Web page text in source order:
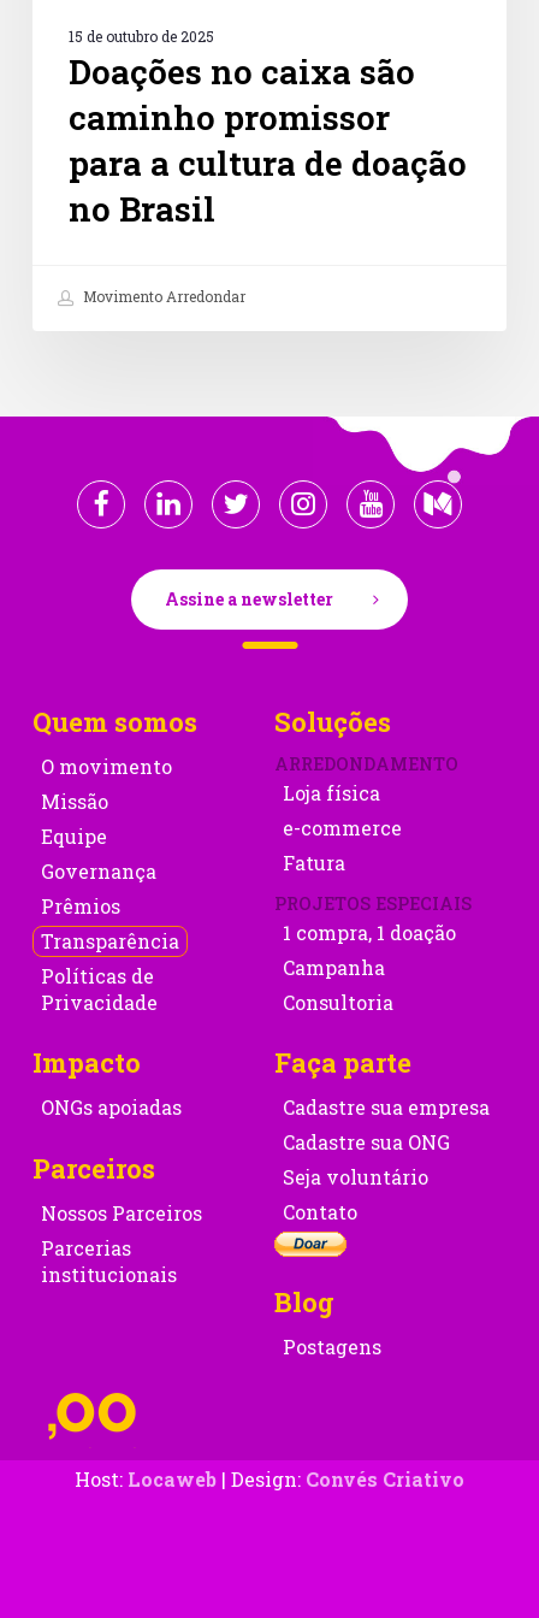
15 de outubro de 2025
Doações no caixa são
caminho promissor
para a cultura de doação
no Brasil
Movimento Arredondar
Assine a newsletter
Quem somos
O movimento
Missão
Equipe
Governança
Prêmios
Transparência
Políticas de
Privacidade
Soluções
ARREDONDAMENTO
Loja física
e-commerce
Fatura
PROJETOS ESPECIAIS
1 compra, 1 doação
Campanha
Consultoria
Impacto
ONGs apoiadas
Parceiros
Nossos Parceiros
Parcerias
institucionais
Faça parte
Cadastre sua empresa
Cadastre sua ONG
Seja voluntário
Contato
Blog
Postagens
Host: Locaweb| Design: Convés Criativo